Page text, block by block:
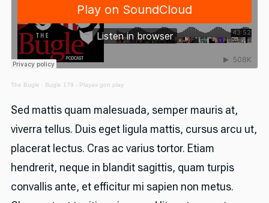
The Bugle · Bugle 179 - Playas gon play
Sed mattis quam malesuada, semper mauris at,
viverra tellus. Duis eget ligula mattis, cursus arcu ut,
placerat lectus. Cras ac varius tortor. Etiam
hendrerit, neque in blandit sagittis, quam turpis
convallis ante, et efficitur mi sapien non metus.